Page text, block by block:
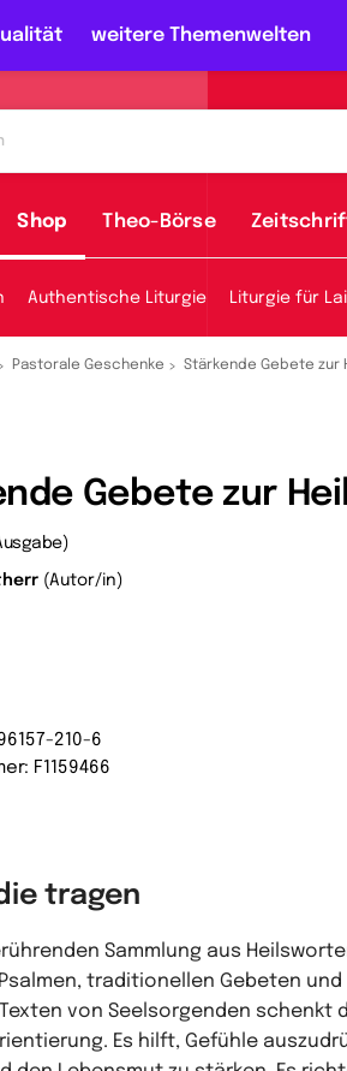
weitere Themenwelten
Shop Theo-Börse
Authentische Liturgie Liturgie für
Pastorale Geschenke Stärkende Gebete zur
Gebete zur
(Autor/in)
210-6
F1159466
tragen
Sammlung aus
traditionellen Gebeten und
von Seelsorgenden schenkt
Es hilft, Gefühle